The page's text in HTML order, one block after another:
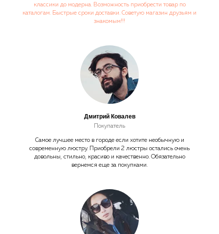
классики до модерна. Возможность приобрести товар по
каталогам. Быстрые сроки доставки. Советую магазин друзьям и
знакомым!!!
Дмитрий Ковалев
Покупатель
Самое лучшее место в городе если хотите необычную и
современную люстру. Приобрели 2 люстры остались очень
довольны, стильно, красиво и качественно. Обязательно
вернемся еще за покупками.